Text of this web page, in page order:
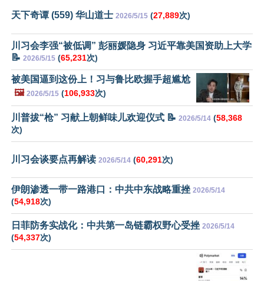
天下奇谭 (559) 华山道士 2026/5/15 (27,889次)
川习会李强“被低调” 彭丽媛隐身 习近平靠美国资助上大学
📝 2026/5/15 (65,231次)
被美国逼到这份上！习与鲁比欧握手超尴尬
🖼️ 2026/5/15 (106,933次)
川普拔“枪” 习献上朝鲜味儿欢迎仪式 📝 2026/5/14 (58,368
次)
川习会谈要点再解读 2026/5/14 (60,291次)
伊朗渗透一带一路港口：中共中东战略重挫 2026/5/14
(54,918次)
日菲防务实战化：中共第一岛链霸权野心受挫 2026/5/14
(54,337次)